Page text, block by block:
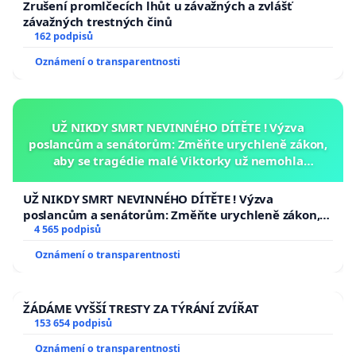
Máme k dispozici snímky hausbótu, vypouštějící
odpadní vodu v ústí Maredského potoka na říčním km
koupališť. Většina nemá hygienická zařízení a okolí pak
podle toho vypadá.
Na ostatních úsecích Střední Vltavy je situace podobná,
i když ne tak křiklavá.
Na Orlickém jezeře dochází v létě k tomu, že se u hráze
akumuluje extrémní množství sinic. Tam je zjevně vliv
elektrárny odpouští v noci vrstvu sinic z hladiny do
koncentrace chemicky a mechanicky likvidovaly. Byl by
to možná vydatný zdroj biomasy.
Příslušné orgány: MD, Povodí Vltavy, Střč. kraj
Zrušení promlčecích lhůt u závažných a zvlášť
závažných trestných činů
162 podpisů
Oznámení o transparentnosti
UŽ NIKDY SMRT NEVINNÉHO DÍTĚTE ! Výzva
poslancům a senátorům: Změňte urychleně zákon,
aby se tragédie malé Viktorky už nemohla
UŽ NIKDY SMRT NEVINNÉHO DÍTĚTE ! Výzva
poslancům a senátorům: Změňte urychleně zákon,
aby se tragédie malé Viktorky už nemohla opakovat!
4 565 podpisů
Oznámení o transparentnosti
ŽÁDÁME VYŠŠÍ TRESTY ZA TÝRÁNÍ ZVÍŘAT
153 654 podpisů
Oznámení o transparentnosti